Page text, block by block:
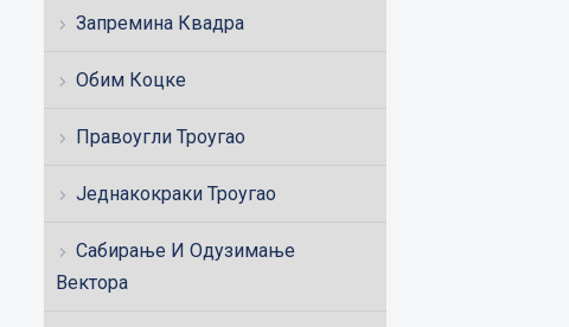
Запремина Квадра
Обим Коцке
Правоугли Троугао
Једнакокраки Троугао
Сабирање И Одузимање
Вектора